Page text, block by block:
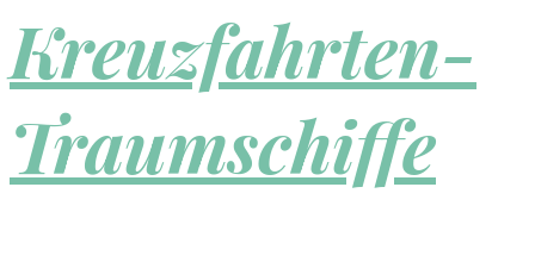
Kreuzfahrten-
Traumschiffe